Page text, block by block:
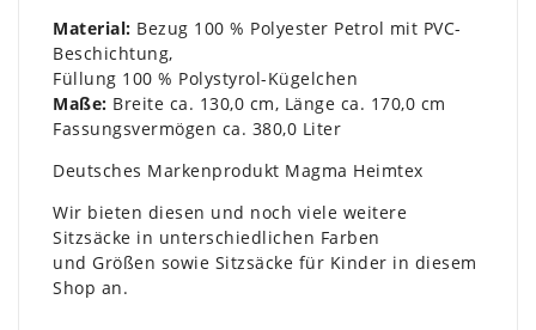
Material: Bezug 100 % Polyester Petrol mit PVC-
Beschichtung,
Füllung 100 % Polystyrol-Kügelchen
Maße: Breite ca. 130,0 cm, Länge ca. 170,0 cm
Fassungsvermögen ca. 380,0 Liter
Deutsches Markenprodukt Magma Heimtex
Wir bieten diesen und noch viele weitere
Sitzsäcke in unterschiedlichen Farben
und Größen sowie Sitzsäcke für Kinder in diesem
Shop an.